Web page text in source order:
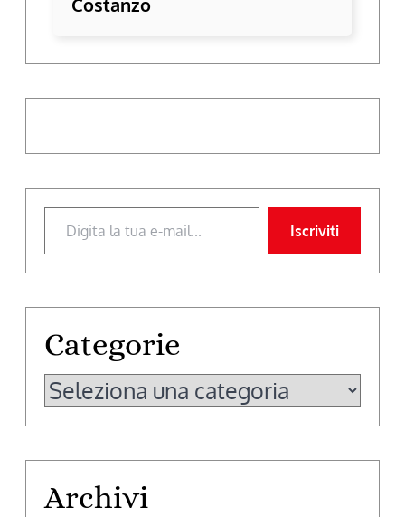
Digita la tua e-mail...
Iscriviti
Categorie
Categorie
Archivi